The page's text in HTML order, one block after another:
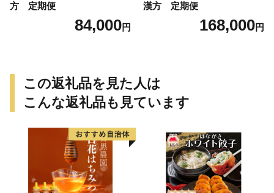
方 定期便
84,000円
漢方 定期便
168,000円
この返礼品を見た人は
こんな返礼品も見ています